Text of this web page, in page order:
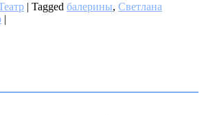
| Tagged балерины, Светлана
|